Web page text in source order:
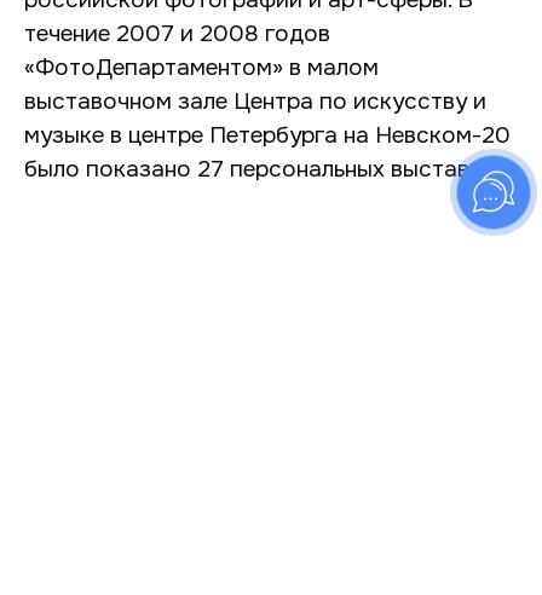
течение 2007 и 2008 годов
«ФотоДепартаментом» в малом
выставочном зале Центра по искусству и
музыке в центре Петербурга на Невском-20
было показано 27 персональных выставок.